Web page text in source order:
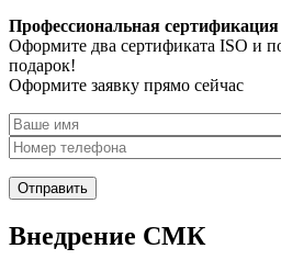
Профессиональная сертификация
Оформите два сертификата ISO и
подарок!
Оформите заявку прямо сейчас
Внедрение СМК